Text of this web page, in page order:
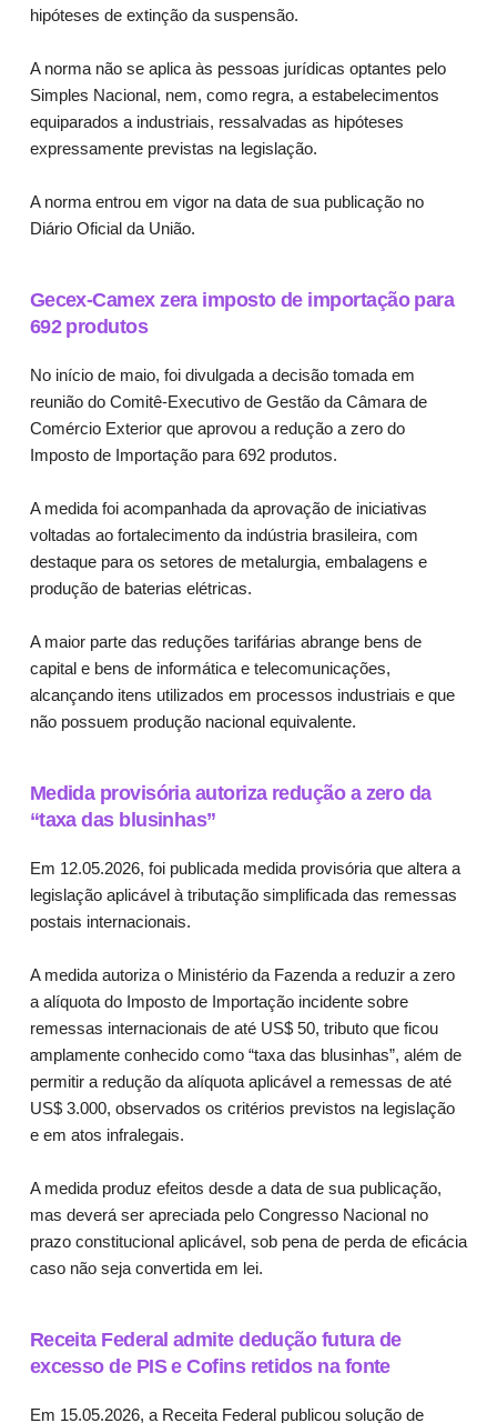
hipóteses de extinção da suspensão.
A norma não se aplica às pessoas jurídicas optantes pelo
Simples Nacional, nem, como regra, a estabelecimentos
equiparados a industriais, ressalvadas as hipóteses
expressamente previstas na legislação.
A norma entrou em vigor na data de sua publicação no
Diário Oficial da União.
Gecex-Camex zera imposto de importação para
692 produtos
No início de maio, foi divulgada a decisão tomada em
reunião do Comitê-Executivo de Gestão da Câmara de
Comércio Exterior que aprovou a redução a zero do
Imposto de Importação para 692 produtos.
A medida foi acompanhada da aprovação de iniciativas
voltadas ao fortalecimento da indústria brasileira, com
destaque para os setores de metalurgia, embalagens e
produção de baterias elétricas.
A maior parte das reduções tarifárias abrange bens de
capital e bens de informática e telecomunicações,
alcançando itens utilizados em processos industriais e que
não possuem produção nacional equivalente.
Medida provisória autoriza redução a zero da
“taxa das blusinhas”
Em 12.05.2026, foi publicada medida provisória que altera a
legislação aplicável à tributação simplificada das remessas
postais internacionais.
A medida autoriza o Ministério da Fazenda a reduzir a zero
a alíquota do Imposto de Importação incidente sobre
remessas internacionais de até US$ 50, tributo que ficou
amplamente conhecido como “taxa das blusinhas”, além de
permitir a redução da alíquota aplicável a remessas de até
US$ 3.000, observados os critérios previstos na legislação
e em atos infralegais.
A medida produz efeitos desde a data de sua publicação,
mas deverá ser apreciada pelo Congresso Nacional no
prazo constitucional aplicável, sob pena de perda de eficácia
caso não seja convertida em lei.
Receita Federal admite dedução futura de
excesso de PIS e Cofins retidos na fonte
Em 15.05.2026, a Receita Federal publicou solução de